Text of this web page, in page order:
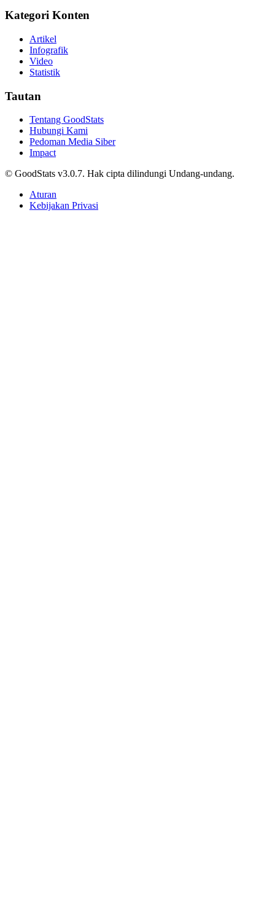
Kategori Konten
Artikel
Infografik
Video
Statistik
Tautan
Tentang GoodStats
Hubungi Kami
Pedoman Media Siber
Impact
© GoodStats v3.0.7. Hak cipta dilindungi Undang-undang.
Aturan
Kebijakan Privasi